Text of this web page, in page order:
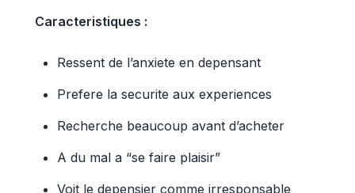
Caracteristiques :
Ressent de l’anxiete en depensant
Prefere la securite aux experiences
Recherche beaucoup avant d’acheter
A du mal a “se faire plaisir”
Voit le depensier comme irresponsable